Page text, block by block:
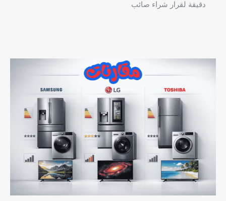
دقيقة لقرار شراء صائب